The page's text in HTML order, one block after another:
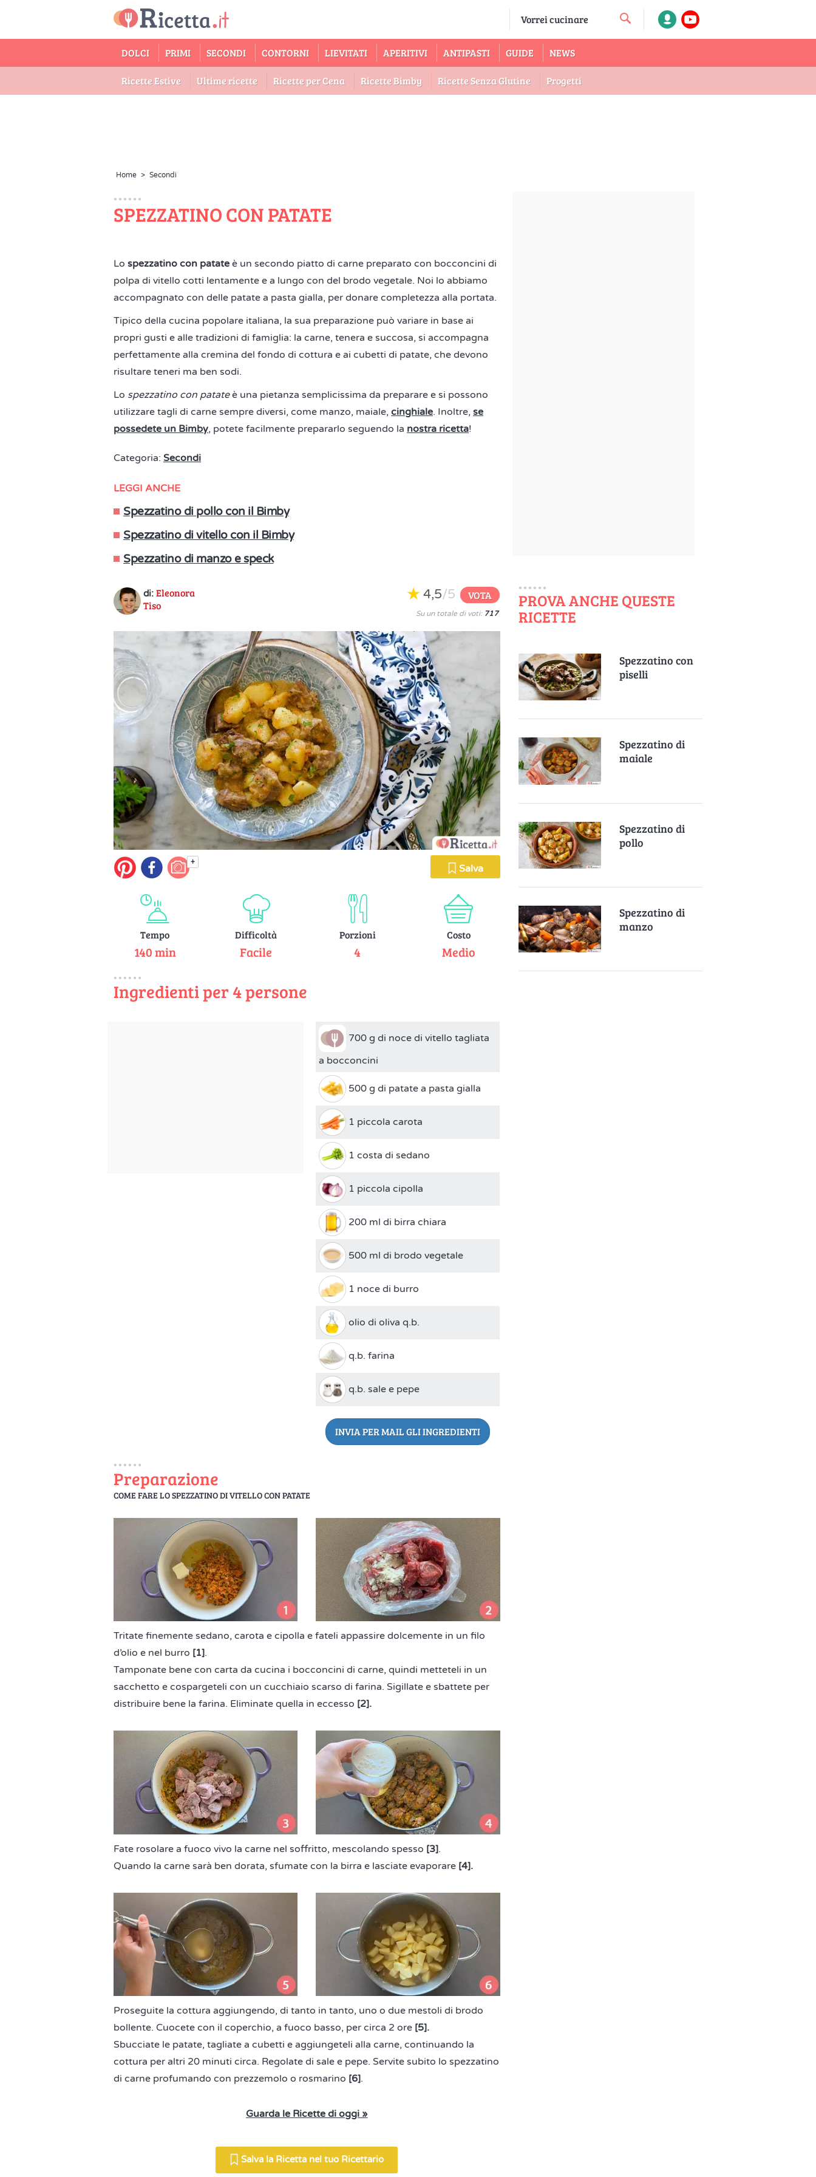
DOLCI PRIMI SECONDI CONTORNI LIEVITATI APERITIVI ANTIPASTI GUIDE NEWS
Ricette Estive Ultime ricette Ricette per Cena Ricette Bimby Ricette Senza Glutine Progetti
Home > Secondi
SPEZZATINO CON PATATE
Lo spezzatino con patate è un secondo piatto di carne preparato con bocconcini di
polpa di vitello cotti lentamente e a lungo con del brodo vegetale. Noi lo abbiamo
accompagnato con delle patate a pasta gialla, per donare completezza alla portata.
Tipico della cucina popolare italiana, la sua preparazione può variare in base ai
propri gusti e alle tradizioni di famiglia: la carne, tenera e succosa, si accompagna
perfettamente alla cremina del fondo di cottura e ai cubetti di patate, che devono
risultare teneri ma ben sodi.
Lo spezzatino con patateè una pietanza semplicissima da preparare e si possono
utilizzare tagli di carne sempre diversi, come manzo, maiale, cinghiale. Inoltre, se
possedete un Bimby, potete facilmente prepararlo seguendo la nostra ricetta!
Categoria: Secondi
LEGGI ANCHE
Spezzatino di pollo con il Bimby
Spezzatino di vitello con il Bimby
Spezzatino di manzo e speck
di: Eleonora
Tiso
4,5/5 VOTA
Su un totale di voti: 717
+
Salva
Tempo
140 min
Difficoltà
Facile
Porzioni
4
Costo
Medio
Ingredienti per 4 persone
700 g di noce di vitello tagliata
a bocconcini
500 g di patate a pasta gialla
1 piccola carota
1 costa di sedano
1 piccola cipolla
200 ml di birra chiara
500 ml di brodo vegetale
1 noce di burro
olio di oliva q.b.
q.b. farina
q.b. sale e pepe
INVIA PER MAIL GLI INGREDIENTI
Preparazione
COME FARE LO SPEZZATINO DI VITELLO CON PATATE
Tritate finemente sedano, carota e cipolla e fateli appassire dolcemente in un filo
d’olio e nel burro [1].
Tamponate bene con carta da cucina i bocconcini di carne, quindi metteteli in un
sacchetto e cospargeteli con un cucchiaio scarso di farina. Sigillate e sbattete per
distribuire bene la farina. Eliminate quella in eccesso [2].
Fate rosolare a fuoco vivo la carne nel soffritto, mescolando spesso [3].
Quando la carne sarà ben dorata, sfumate con la birra e lasciate evaporare [4].
Proseguite la cottura aggiungendo, di tanto in tanto, uno o due mestoli di brodo
bollente. Cuocete con il coperchio, a fuoco basso, per circa 2 ore [5].
Sbucciate le patate, tagliate a cubetti e aggiungeteli alla carne, continuando la
cottura per altri 20 minuti circa. Regolate di sale e pepe. Servite subito lo spezzatino
di carne profumando con prezzemolo o rosmarino [6].
Guarda le Ricette di oggi »
Salva la Ricetta nel tuo Ricettario
PROVA ANCHE QUESTE
RICETTE
Spezzatino con
piselli
Spezzatino di
maiale
Spezzatino di
pollo
Spezzatino di
manzo